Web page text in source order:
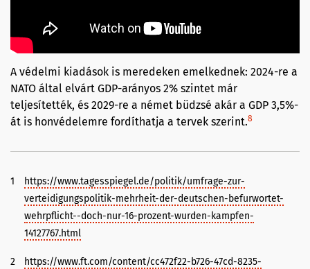
A védelmi kiadások is meredeken emelkednek: 2024-re a
NATO által elvárt GDP-arányos 2% szintet már
teljesítették, és 2029-re a német büdzsé akár a GDP 3,5%-
át is honvédelemre fordíthatja a tervek szerint.8
1
https://www.tagesspiegel.de/politik/umfrage-zur-
verteidigungspolitik-mehrheit-der-deutschen-befurwortet-
wehrpflicht--doch-nur-16-prozent-wurden-kampfen-
14127767.html
2
https://www.ft.com/content/cc472f22-b726-47cd-8235-